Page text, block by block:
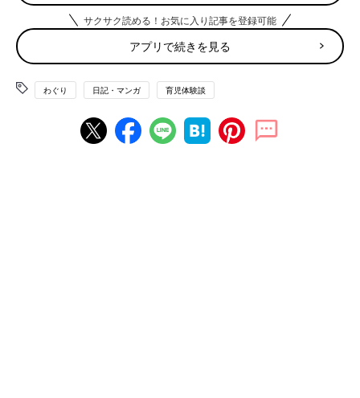
ひとり親になった日 」で書きましたが、私はシングルマザーで
サクサク読める！お気に入り記事を登録可能
アプリで続きを見る
わぐり 日記・マンガ 育児体験談